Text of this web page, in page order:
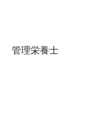
管理栄養士